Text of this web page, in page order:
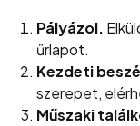
Pályázol.
űrlapot.
Kezdeti
szerepet,
Műszaki